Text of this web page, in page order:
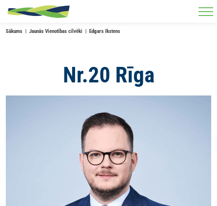
Skip to main content
Sākums Jaunās Vienotības cilvēki Edgars Ikstens
Nr.20 Rīga